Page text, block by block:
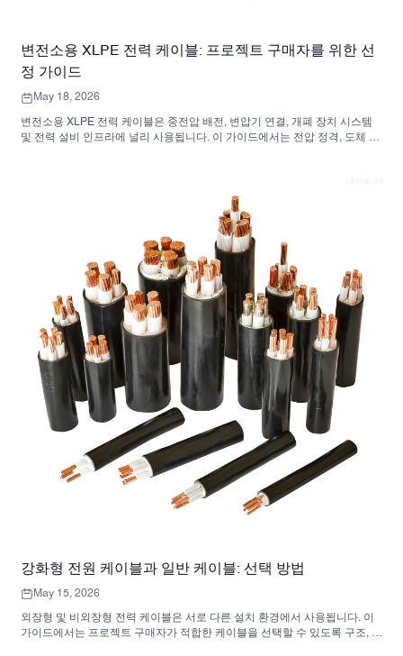
변전소용 XLPE 전력 케이블: 프로젝트 구매자를 위한 선
정 가이드
May 18, 2026
변전소용 XLPE 전력 케이블은 중전압 배전, 변압기 연결, 개폐 장치 시스템
및 전력 설비 인프라에 널리 사용됩니다. 이 가이드에서는 전압 정격, 도체 재
강화형 전원 케이블과 일반 케이블: 선택 방법
May 15, 2026
외장형 및 비외장형 전력 케이블은 서로 다른 설치 환경에서 사용됩니다. 이
가이드에서는 프로젝트 구매자가 적합한 케이블을 선택할 수 있도록 구조, 보